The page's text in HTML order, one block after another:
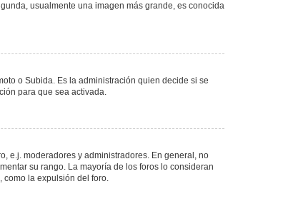
usualmente una imagen más grande, es conocida
o Subida. Es la administración quien decide si se
para que sea activada.
e.j. moderadores y administradores. En general, no
su rango. La mayoría de los foros lo consideran
como la expulsión del foro.